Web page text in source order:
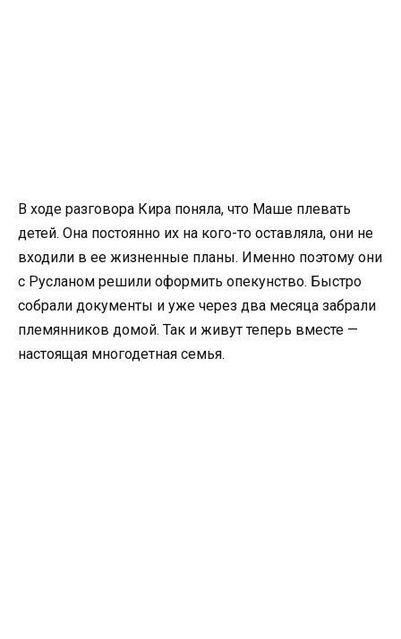
В ходе разговора Кира поняла, что Маше плевать
детей. Она постоянно их на кого-то оставляла, они не
входили в ее жизненные планы. Именно поэтому они
с Русланом решили оформить опекунство. Быстро
собрали документы и уже через два месяца забрали
племянников домой. Так и живут теперь вместе —
настоящая многодетная семья.